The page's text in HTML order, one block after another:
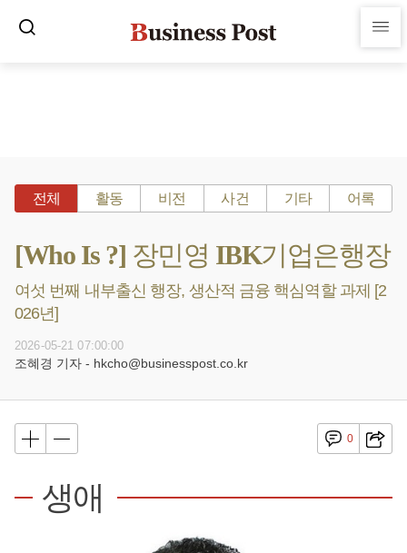
전체 활동 비전 사건 기타 어록
[Who Is ?] 장민영 IBK기업은행장
여섯 번째 내부출신 행장, 생산적 금융 핵심역할 과제 [2
026년]
2026-05-21 07:00:00
조혜경 기자 - hkcho@businesspost.co.kr
0
생애